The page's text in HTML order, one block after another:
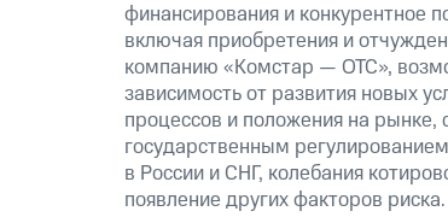
финансирования и конкурентное
включая приобретения и
компанию «Комстар — ОТС»,
зависимость от развития новых
процессов и положения на рынке,
государственным
в России и СНГ, колебания
появление других факторов риска.